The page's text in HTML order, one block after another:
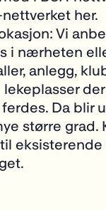
nettverket her.
Vi
i nærheten
anlegg,
Da blir
større grad.
eksisterende